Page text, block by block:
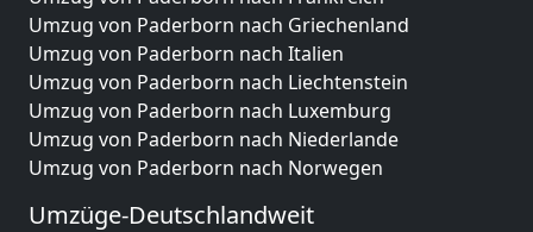
Umzug von Paderborn nach Griechenland
Umzug von Paderborn nach Italien
Umzug von Paderborn nach Liechtenstein
Umzug von Paderborn nach Luxemburg
Umzug von Paderborn nach Niederlande
Umzug von Paderborn nach Norwegen
Umzüge-Deutschlandweit